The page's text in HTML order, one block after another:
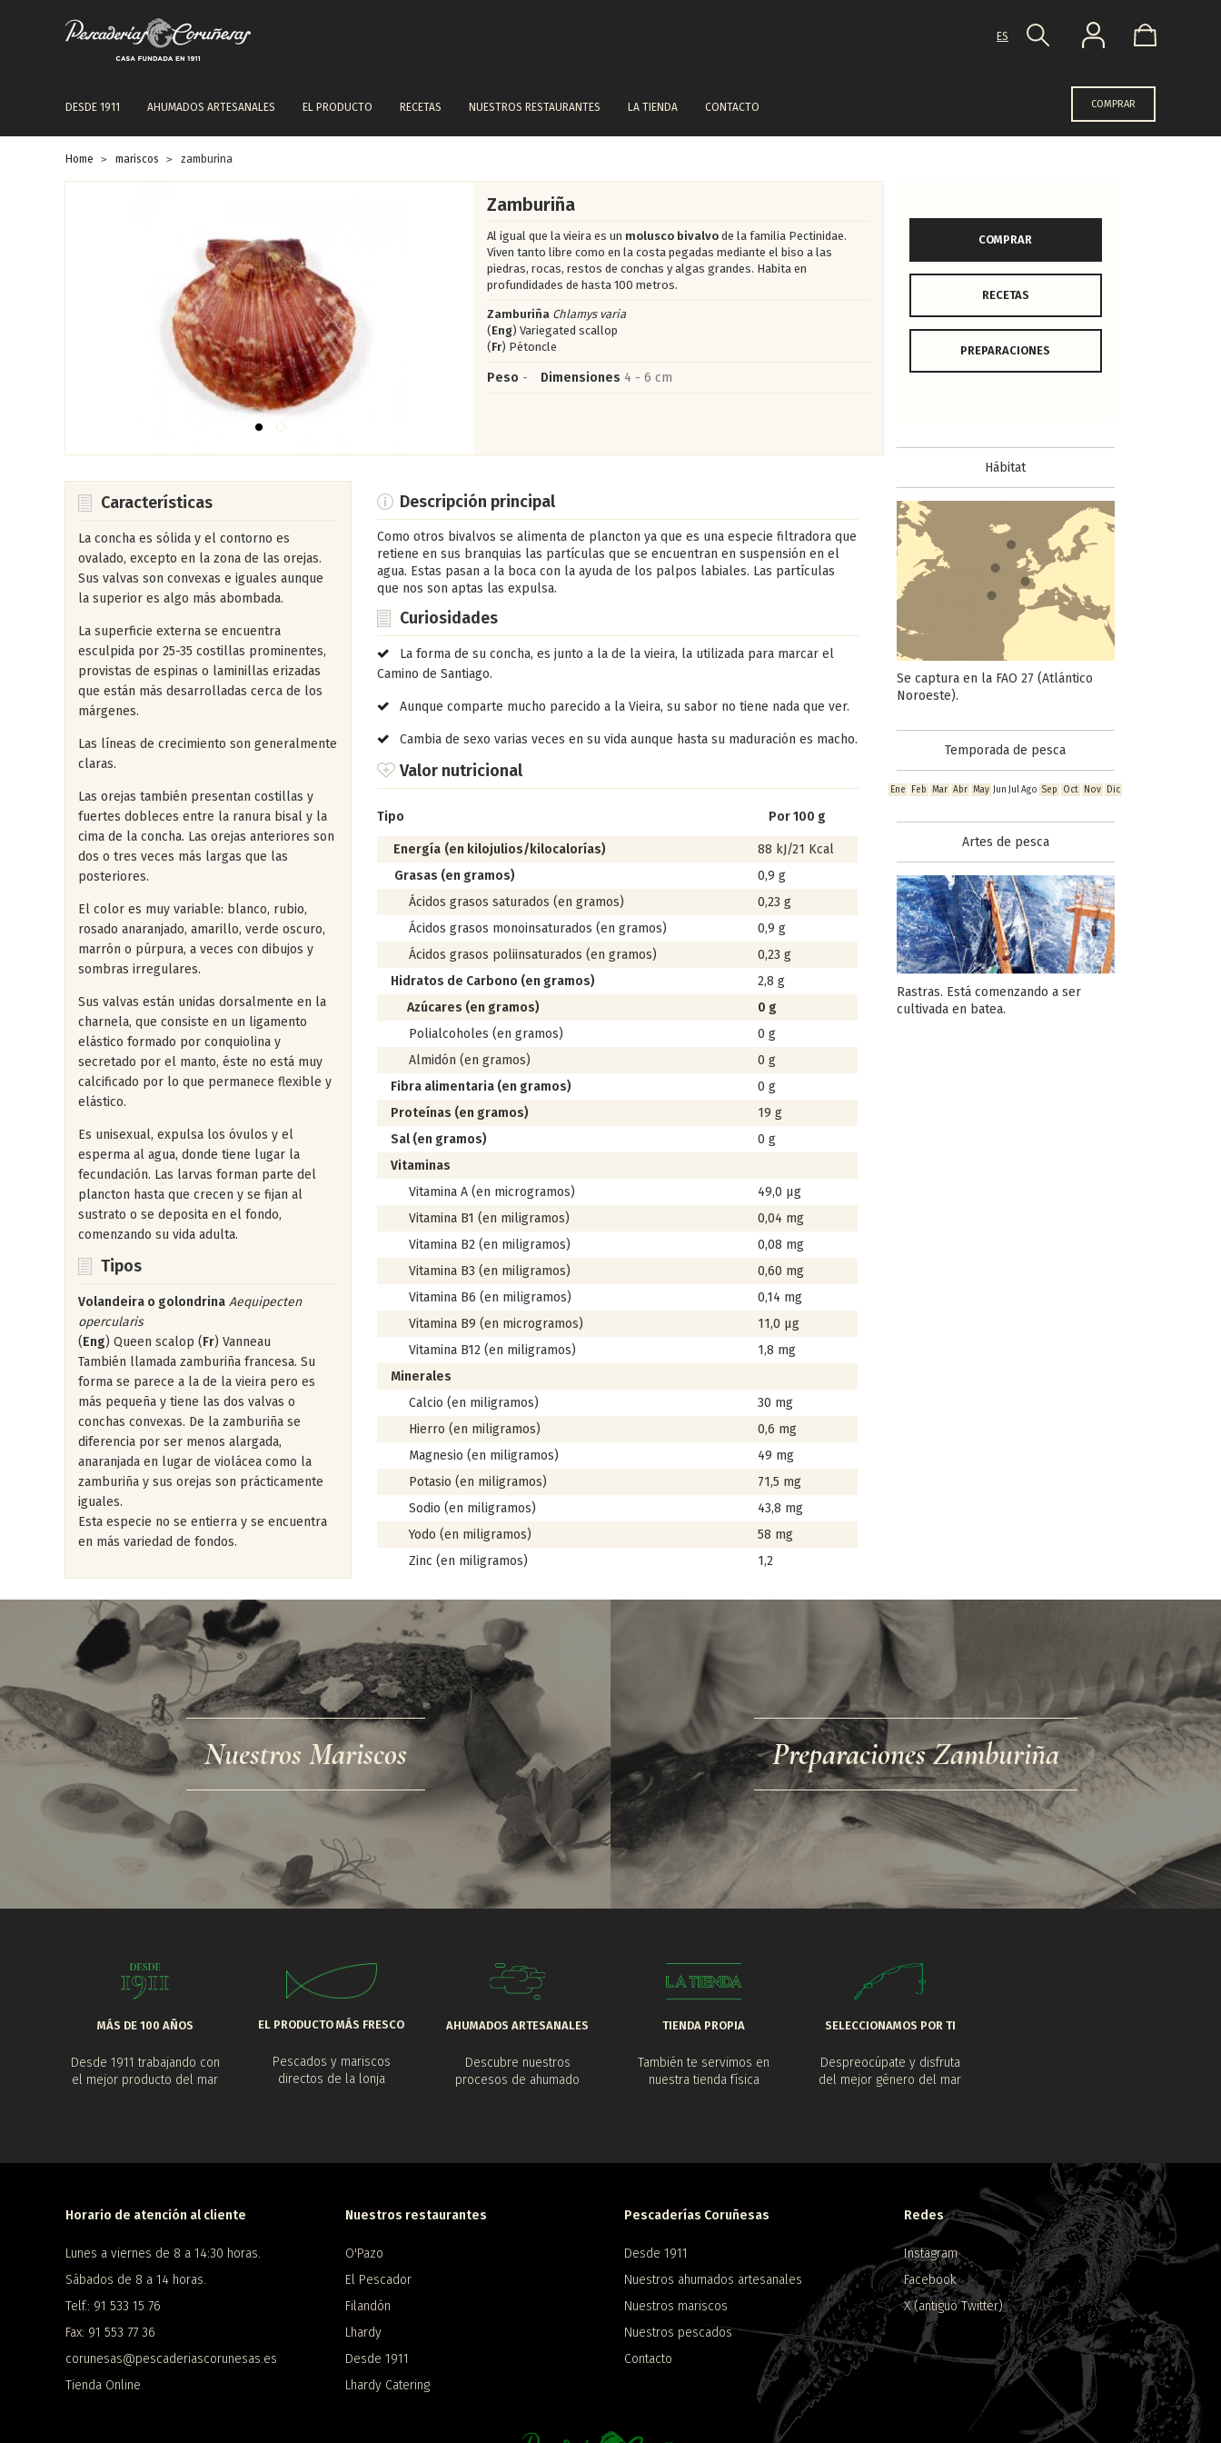
ES
PRINCIPAL
DESDE 1911 AHUMADOS ARTESANALES EL PRODUCTO RECETAS NUESTROS RESTAURANTES LA TIENDA CONTACTO COMPRAR
Home mariscos zamburina
Zamburiña
Al igual que la vieira es un molusco bivalvode la familia Pectinidae.
Viven tanto libre como en la costa pegadas mediante el biso a las
piedras, rocas, restos de conchas y algas grandes. Habita en
profundidades de hasta 100 metros.
Zamburiña Chlamys varia
(Eng) Variegated scallop
(Fr) Pétoncle
Peso - Dimensiones 4 - 6 cm
Características
La concha es sólida y el contorno es
ovalado, excepto en la zona de las orejas.
Sus valvas son convexas e iguales aunque
la superior es algo más abombada.
La superficie externa se encuentra
esculpida por 25-35 costillas prominentes,
provistas de espinas o laminillas erizadas
que están más desarrolladas cerca de los
márgenes.
Las líneas de crecimiento son generalmente
claras.
Las orejas también presentan costillas y
fuertes dobleces entre la ranura bisal y la
cima de la concha. Las orejas anteriores son
dos o tres veces más largas que las
posteriores.
El color es muy variable: blanco, rubio,
rosado anaranjado, amarillo, verde oscuro,
marrón o púrpura, a veces con dibujos y
sombras irregulares.
Sus valvas están unidas dorsalmente en la
charnela, que consiste en un ligamento
elástico formado por conquiolina y
secretado por el manto, éste no está muy
calcificado por lo que permanece flexible y
elástico.
Es unisexual, expulsa los óvulos y el
esperma al agua, donde tiene lugar la
fecundación. Las larvas forman parte del
plancton hasta que crecen y se fijan al
sustrato o se deposita en el fondo,
comenzando su vida adulta.
Tipos
Volandeira o golondrina Aequipecten
opercularis
(Eng) Queen scalop (Fr) Vanneau
También llamada zamburiña francesa. Su
forma se parece a la de la vieira pero es
más pequeña y tiene las dos valvas o
conchas convexas. De la zamburiña se
diferencia por ser menos alargada,
anaranjada en lugar de violácea como la
zamburiña y sus orejas son prácticamente
iguales.
Esta especie no se entierra y se encuentra
en más variedad de fondos.
Descripción principal
Como otros bivalvos se alimenta de plancton ya que es una especie filtradora que
retiene en sus branquias las partículas que se encuentran en suspensión en el
agua. Estas pasan a la boca con la ayuda de los palpos labiales. Las partículas
que nos son aptas las expulsa.
Curiosidades
La forma de su concha, es junto a la de la vieira, la utilizada para marcar el
Camino de Santiago.
Aunque comparte mucho parecido a la Vieira, su sabor no tiene nada que ver.
Cambia de sexo varias veces en su vida aunque hasta su maduración es macho.
Valor nutricional
Tipo Por 100 g
Energía (en kilojulios/kilocalorías)
88 kJ/21 Kcal
Grasas (en gramos)
0,9 g
Ácidos grasos saturados (en gramos)
0,23 g
Ácidos grasos monoinsaturados (en gramos)
0,9 g
Ácidos grasos poliinsaturados (en gramos)
0,23 g
Hidratos de Carbono (en gramos)
2,8 g
Azúcares (en gramos)
0 g
Polialcoholes (en gramos)
0 g
Almidón (en gramos)
0 g
Fibra alimentaria (en gramos)
0 g
Proteínas (en gramos)
19 g
Sal (en gramos)
0 g
Vitaminas
Vitamina A (en microgramos)
49,0 µg
Vitamina B1 (en miligramos)
0,04 mg
Vitamina B2 (en miligramos)
0,08 mg
Vitamina B3 (en miligramos)
0,60 mg
Vitamina B6 (en miligramos)
0,14 mg
Vitamina B9 (en microgramos)
11,0 µg
Vitamina B12 (en miligramos)
1,8 mg
Minerales
Calcio (en miligramos)
30 mg
Hierro (en miligramos)
0,6 mg
Magnesio (en miligramos)
49 mg
Potasio (en miligramos)
71,5 mg
Sodio (en miligramos)
43,8 mg
Yodo (en miligramos)
58 mg
Zinc (en miligramos)
1,2
COMPRAR
RECETAS
PREPARACIONES
Hábitat
Se captura en la FAO 27 (Atlántico
Noroeste).
Temporada de pesca
Ene Feb Mar Abr May Jun JulAgo Sep Oct Nov Dic
Artes de pesca
Rastras. Está comenzando a ser
cultivada en batea.
Nuestros Mariscos Preparaciones Zamburiña
MÁS DE 100 AÑOS
Desde 1911 trabajando con
el mejor producto del mar
EL PRODUCTO MÁS FRESCO
Pescados y mariscos
directos de la lonja
AHUMADOS ARTESANALES
Descubre nuestros
procesos de ahumado
TIENDA PROPIA
También te servimos en
nuestra tienda física
SELECCIONAMOS POR TI
Despreocúpate y disfruta
del mejor género del mar
Horario de atención al cliente
Lunes a viernes de 8 a 14:30 horas.
Sábados de 8 a 14 horas.
Telf.: 91 533 15 76
Fax: 91 553 77 36
corunesas@pescaderiascorunesas.es
Tienda Online
Nuestros restaurantes
O'Pazo
El Pescador
Filandón
Lhardy
Desde 1911
Lhardy Catering
Pescaderías Coruñesas
Desde 1911
Nuestros ahumados artesanales
Nuestros mariscos
Nuestros pescados
Contacto
Redes
Instagram
Facebook
X (antiguo Twitter)